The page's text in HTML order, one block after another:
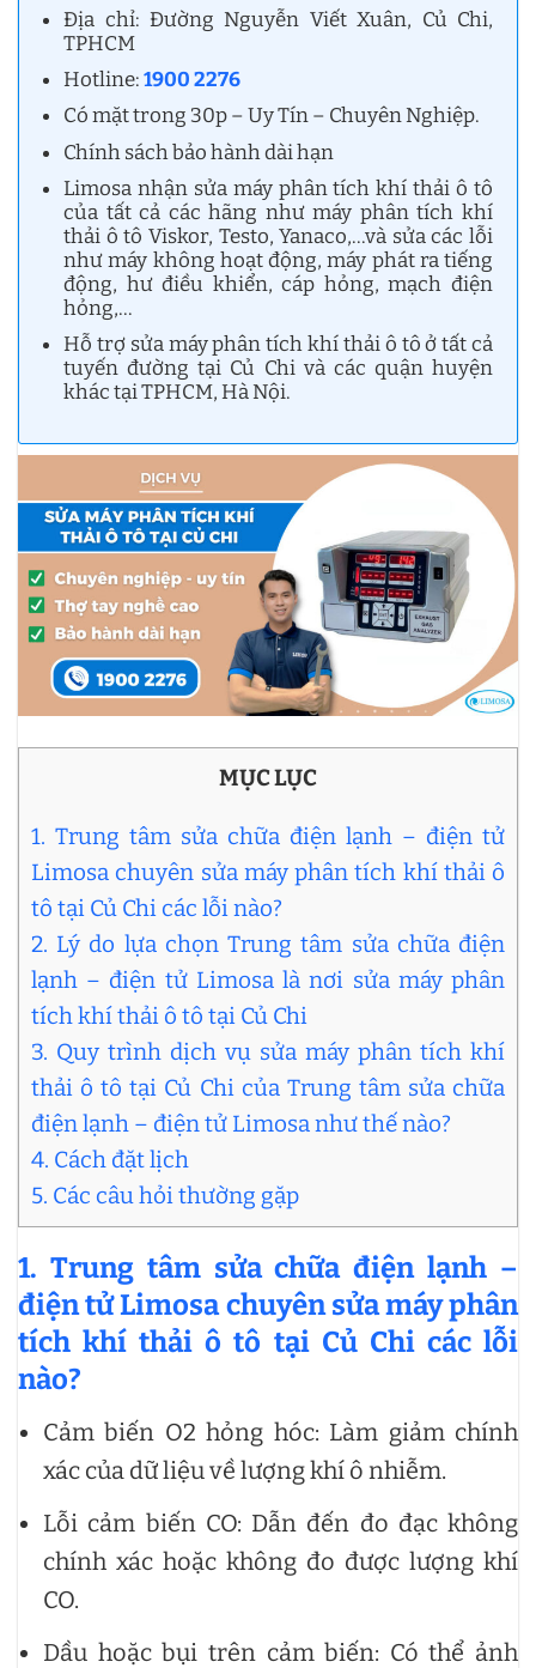
Địa chỉ: Đường Nguyễn Viết Xuân, Củ Chi,
TPHCM
Hotline:1900 2276
Có mặt trong 30p – Uy Tín – Chuyên Nghiệp.
Chính sách bảo hành dài hạn
Limosa nhận sửa máy phân tích khí thải ô tô
của tất cả các hãng như máy phân tích khí
thải ô tô Viskor, Testo, Yanaco,…và sửa các lỗi
như máy không hoạt động, máy phát ra tiếng
động, hư điều khiển, cáp hỏng, mạch điện
hỏng,…
Hỗ trợ sửa máy phân tích khí thải ô tô ở tất cả
tuyến đường tại Củ Chi và các quận huyện
khác tại TPHCM, Hà Nội.
MỤC LỤC
1. Trung tâm sửa chữa điện lạnh – điện tử
Limosa chuyên sửa máy phân tích khí thải ô
tô tại Củ Chi các lỗi nào?
2. Lý do lựa chọn Trung tâm sửa chữa điện
lạnh – điện tử Limosa là nơi sửa máy phân
tích khí thải ô tô tại Củ Chi
3. Quy trình dịch vụ sửa máy phân tích khí
thải ô tô tại Củ Chi của Trung tâm sửa chữa
điện lạnh – điện tử Limosa như thế nào?
4. Cách đặt lịch
5. Các câu hỏi thường gặp
1. Trung tâm sửa chữa điện lạnh –
điện tử Limosa chuyênsửa máy phân
tích khí thải ô tô tại Củ Chi các lỗi
nào?
Cảm biến O2 hỏng hóc: Làm giảm chính
xác của dữ liệu về lượng khí ô nhiễm.
Lỗi cảm biến CO: Dẫn đến đo đạc không
chính xác hoặc không đo được lượng khí
CO.
Dầu hoặc bụi trên cảm biến: Có thể ảnh